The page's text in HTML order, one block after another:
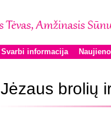
Svarbi informacija
Jėzaus brolių